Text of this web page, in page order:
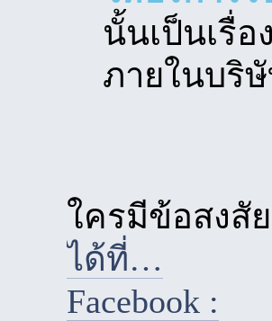
นั้นเป็นเรื่
ภายในบริ
ใครมีข้อสงสั
ได้ที่…
Facebook :